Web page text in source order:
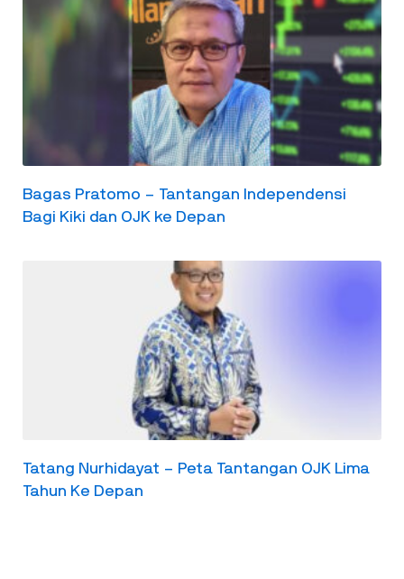
Bagas Pratomo – Tantangan Independensi
Bagi Kiki dan OJK ke Depan
Tatang Nurhidayat – Peta Tantangan OJK Lima
Tahun Ke Depan